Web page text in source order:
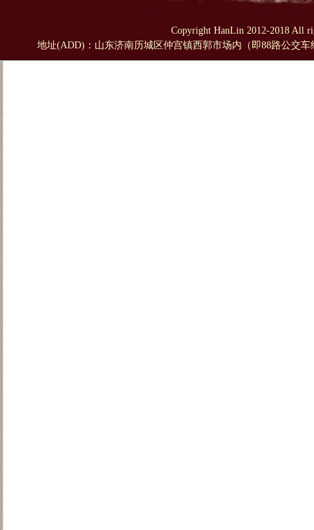
Copyright HanLin 2012-2018 All
地址(ADD)：山东济南历城区仲宫镇西郭市场内（即88路公交